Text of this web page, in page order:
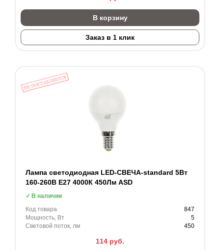
В корзину
Заказ в 1 клик
Лампа светодиодная LED-СВЕЧА-standard 5Вт
160-260В Е27 4000К 450Лм ASD
В наличии
Код товара
847
Мощность, Вт
5
Световой поток, лм
450
114 руб.